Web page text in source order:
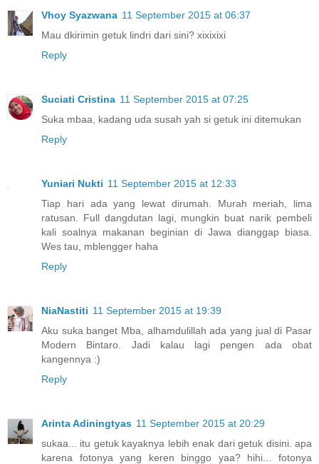
Vhoy Syazwana 11 September 2015 at 06:37
Mau dkirimin getuk lindri dari sini? xixixixi
Reply
Suciati Cristina 11 September 2015 at 07:25
Suka mbaa, kadang uda susah yah si getuk ini ditemukan
Reply
Yuniari Nukti 11 September 2015 at 12:33
Tiap hari ada yang lewat dirumah. Murah meriah, lima
ratusan. Full dangdutan lagi, mungkin buat narik pembeli
kali soalnya makanan beginian di Jawa dianggap biasa.
Wes tau, mblengger haha
Reply
NiaNastiti 11 September 2015 at 19:39
Aku suka banget Mba, alhamdulillah ada yang jual di Pasar
Modern Bintaro. Jadi kalau lagi pengen ada obat
kangennya :)
Reply
Arinta Adiningtyas 11 September 2015 at 20:29
sukaa... itu getuk kayaknya lebih enak dari getuk disini. apa
karena fotonya yang keren binggo yaa? hihi... fotonya